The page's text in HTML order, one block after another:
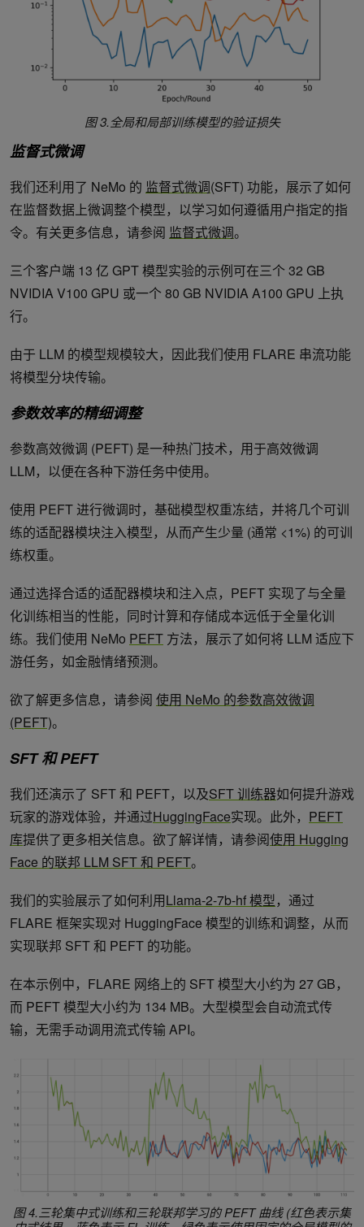
图 3.全局和局部训练模型的验证损失
监督式微调
我们还利用了 NeMo 的 监督式微调(SFT) 功能，展示了如何
在监督数据上微调整个模型，以学习如何遵循用户指定的指
令。有关更多信息，请参阅 监督式微调。
三个客户端 13 亿 GPT 模型实验的示例可在三个 32 GB
NVIDIA V100 GPU 或一个 80 GB NVIDIA A100 GPU 上执
行。
由于 LLM 的模型规模较大，因此我们使用 FLARE 串流功能
将模型分块传输。
参数效率的精细调整
参数高效微调 (PEFT) 是一种热门技术，用于高效微调
LLM，以便在各种下游任务中使用。
使用 PEFT 进行微调时，基础模型权重冻结，并将几个可训
练的适配器模块注入模型，从而产生少量 (通常 <1%) 的可训
练权重。
通过选择合适的适配器模块和注入点，PEFT 实现了与全量
化训练相当的性能，同时计算和存储成本远低于全量化训
练。我们使用 NeMo PEFT 方法，展示了如何将 LLM 适应下
游任务，如金融情绪预测。
欲了解更多信息，请参阅 使用 NeMo 的参数高效微调
(PEFT)。
SFT 和 PEFT
我们还演示了 SFT 和 PEFT，以及SFT 训练器如何提升游戏
玩家的游戏体验，并通过HuggingFace实现。此外， PEFT
库提供了更多相关信息。欲了解详情，请参阅使用 Hugging
Face 的联邦 LLM SFT 和 PEFT。
我们的实验展示了如何利用Llama-2-7b-hf 模型，通过
FLARE 框架实现对 HuggingFace 模型的训练和调整，从而
实现联邦 SFT 和 PEFT 的功能。
在本示例中，FLARE 网络上的 SFT 模型大小约为 27 GB，
而 PEFT 模型大小约为 134 MB。大型模型会自动流式传
输，无需手动调用流式传输 API。
图 4.三轮集中式训练和三轮联邦学习的 PEFT 曲线 (红色表示集